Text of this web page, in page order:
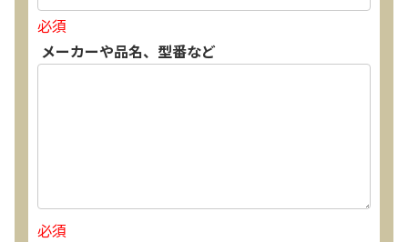
SONY
必須
メーカーや品名、型番など
必須